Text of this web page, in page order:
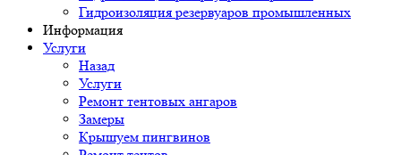
Гидроизоляция резервуаров промышленных
Информация
Услуги
Назад
Услуги
Ремонт тентовых ангаров
Замеры
Крышуем пингвинов